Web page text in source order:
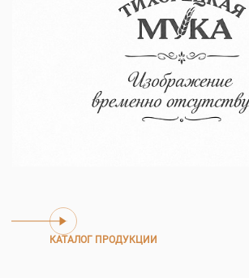
КАТАЛОГ ПРОДУКЦИИ